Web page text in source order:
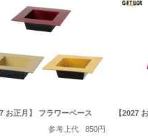
お正月】 フラワーベース
参考上代
850円
【2027